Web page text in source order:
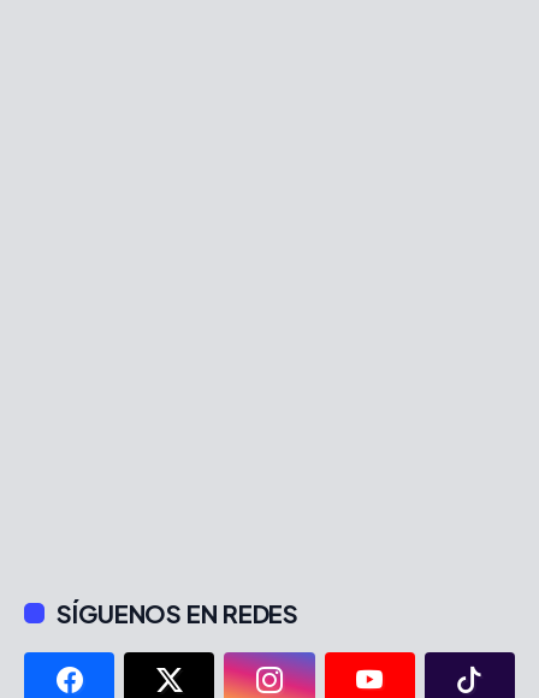
SÍGUENOS EN REDES